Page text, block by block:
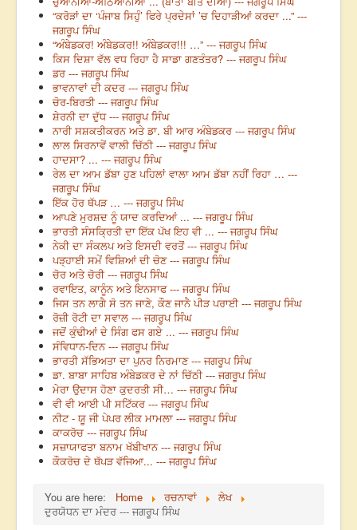
“ਕਰੋੜਾਂ ਦਾ ‘ਪੰਜਾਬ ਸਿਹੁੰ’ ਫਿਰੇ ਪ੍ਰਦੇਸਾਂ ’ਚ ਦਿਹਾੜੀਆਂ ਕਰਦਾ ...” ---
ਜਗਰੂਪ ਸਿੰਘ
“ਅੰਬੇਡਕਰ! ਅੰਬੇਡਕਰ!! ਅੰਬੇਡਕਰ!!! …” --- ਜਗਰੂਪ ਸਿੰਘ
ਕਿਸ ਦਿਸ਼ਾ ਵੱਲ ਵਧ ਰਿਹਾ ਹੈ ਸਾਡਾ ਗਣਤੰਤਰ? --- ਜਗਰੂਪ ਸਿੰਘ
ਡਰ --- ਜਗਰੂਪ ਸਿੰਘ
ਭਾਵਨਾਵਾਂ ਦੀ ਕਦਰ --- ਜਗਰੂਪ ਸਿੰਘ
ਚੋਰ-ਬਿਰਤੀ --- ਜਗਰੂਪ ਸਿੰਘ
ਸ਼ੇਰਨੀ ਦਾ ਦੁੱਧ --- ਜਗਰੂਪ ਸਿੰਘ
ਨਾਰੀ ਸਸ਼ਕਤੀਕਰਨ ਅਤੇ ਡਾ. ਬੀ ਆਰ ਅੰਬੇਡਕਰ --- ਜਗਰੂਪ ਸਿੰਘ
ਲਾਲ ਸਿਰਨਾਵੇਂ ਵਾਲੀ ਚਿੱਠੀ --- ਜਗਰੂਪ ਸਿੰਘ
ਹਾਦਸਾ? ... --- ਜਗਰੂਪ ਸਿੰਘ
ਰੇਲ ਦਾ ਆਮ ਡੱਬਾ ਹੁਣ ਪਹਿਲਾਂ ਵਾਲਾ ਆਮ ਡੱਬਾ ਨਹੀਂ ਰਿਹਾ … ---
ਜਗਰੂਪ ਸਿੰਘ
ਇੱਕ ਹੋਰ ਥੱਪੜ … --- ਜਗਰੂਪ ਸਿੰਘ
ਆਪਣੇ ਮੁਰਸ਼ਦ ਨੂੰ ਯਾਦ ਕਰਦਿਆਂ ... --- ਜਗਰੂਪ ਸਿੰਘ
ਭਾਰਤੀ ਸੰਸਕ੍ਰਿਤੀ ਦਾ ਇੱਕ ਪੱਖ ਇਹ ਵੀ ... --- ਜਗਰੂਪ ਸਿੰਘ
ਨੇਕੀ ਦਾ ਸੰਕਲਪ ਅਤੇ ਇਸਦੀ ਵਰਤੋਂ --- ਜਗਰੂਪ ਸਿੰਘ
ਪੜ੍ਹਾਈ ਸਮੇਂ ਵਿਸ਼ਿਆਂ ਦੀ ਚੋਣ --- ਜਗਰੂਪ ਸਿੰਘ
ਚੋਰ ਅਤੇ ਚੋਰੀ --- ਜਗਰੂਪ ਸਿੰਘ
ਰਵਾਇਤ, ਕਾਨੂੰਨ ਅਤੇ ਇਨਸਾਫ --- ਜਗਰੂਪ ਸਿੰਘ
ਜਿਸ ਤਨ ਲਾਗੈ ਸੋ ਤਨ ਜਾਣੇ, ਕੌਣ ਜਾਨੈ ਪੀੜ ਪਰਾਈ --- ਜਗਰੂਪ ਸਿੰਘ
ਰੋਜ਼ੀ ਰੋਟੀ ਦਾ ਸਵਾਲ --- ਜਗਰੂਪ ਸਿੰਘ
ਜਦੋਂ ਕੁੰਢੀਆਂ ਦੇ ਸਿੰਗ ਫਸ ਗਏ ... --- ਜਗਰੂਪ ਸਿੰਘ
ਸੰਵਿਧਾਨ-ਦਿਨ --- ਜਗਰੂਪ ਸਿੰਘ
ਭਾਰਤੀ ਸੱਭਿਅਤਾ ਦਾ ਪੁਨਰ ਨਿਰਮਾਣ --- ਜਗਰੂਪ ਸਿੰਘ
ਡਾ. ਬਾਬਾ ਸਾਹਿਬ ਅੰਬੇਡਕਰ ਦੇ ਨਾਂ ਚਿੱਠੀ --- ਜਗਰੂਪ ਸਿੰਘ
ਮੇਰਾ ਉਦਾਸ ਹੋਣਾ ਕੁਦਰਤੀ ਸੀ… --- ਜਗਰੂਪ ਸਿੰਘ
ਵੀ ਵੀ ਆਈ ਪੀ ਸਟਿੱਕਰ --- ਜਗਰੂਪ ਸਿੰਘ
ਨੀਟ - ਯੂ ਜੀ ਪੇਪਰ ਲੀਕ ਮਾਮਲਾ --- ਜਗਰੂਪ ਸਿੰਘ
ਕਾਕਰੋਚ --- ਜਗਰੂਪ ਸਿੰਘ
ਸਜ਼ਾਯਾਫਤਾ ਬਨਾਮ ਖੱਬੀਖਾਨ --- ਜਗਰੂਪ ਸਿੰਘ
ਕੌਕਰੋਚ ਦੇ ਥੱਪੜ ਵੱਜਿਆ... --- ਜਗਰੂਪ ਸਿੰਘ
You are here: Home ਰਚਨਾਵਾਂ
ਲੇਖ
ਦੁਰਯੋਧਨ ਦਾ ਮੰਦਰ --- ਜਗਰੂਪ ਸਿੰਘ